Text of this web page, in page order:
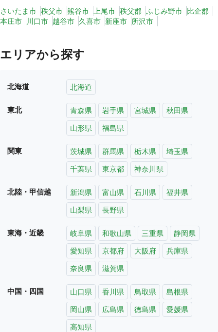
さいたま市 秩父市 熊谷市 上尾市 秩父郡 ふじみ野市 比企郡
本庄市 川口市 越谷市 久喜市 新座市 所沢市
エリアから探す
北海道 北海道
東北 青森県 岩手県 宮城県
秋田県
山形県
福島県
関東 茨城県 群馬県 栃木県
埼玉県
千葉県
東京都 神奈川県
北陸・甲信越 新潟県 富山県 石川県
福井県
山梨県
長野県
東海・近畿 岐阜県 和歌山県 三重県
静岡県
愛知県
京都府 大阪府
兵庫県
奈良県
滋賀県
中国・四国 山口県 香川県 鳥取県
島根県
岡山県
広島県 徳島県
愛媛県
高知県